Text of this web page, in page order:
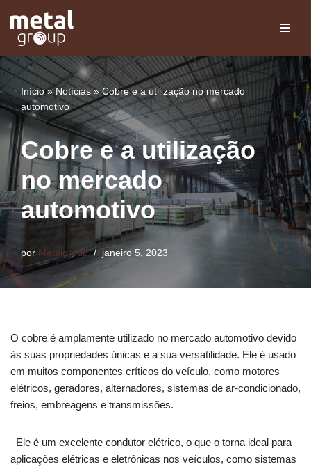
Pular
para
o
conteúdo
Início»Notícias»Cobre e a utilização no mercado
automotivo
Cobre e a utilização
no mercado
automotivo
por Metalgroup janeiro 5, 2023
O cobre é amplamente utilizado no mercado automotivo devido
às suas propriedades únicas e a sua versatilidade. Ele é usado
em muitos componentes críticos do veículo, como motores
elétricos, geradores, alternadores, sistemas de ar-condicionado,
freios, embreagens e transmissões.
Ele é um excelente condutor elétrico, o que o torna ideal para
aplicações elétricas e eletrônicas nos veículos, como sistemas